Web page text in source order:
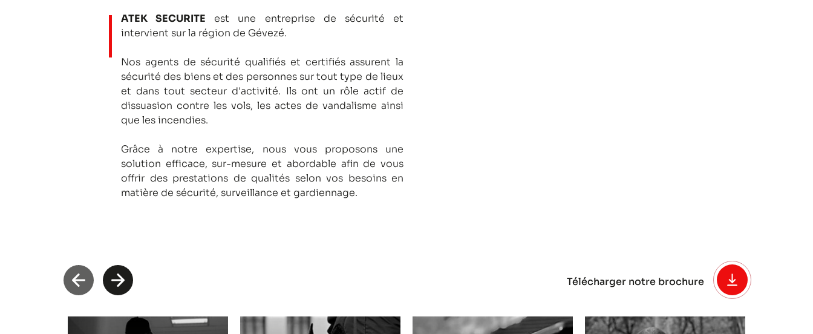
ATEK SECURITE est une entreprise de sécurité et
intervient sur la région de Gévezé.
Nos agents de sécurité qualifiés et certifiés assurent la
sécurité des biens et des personnes sur tout type de lieux
et dans tout secteur d'activité. Ils ont un rôle actif de
dissuasion contre les vols, les actes de vandalisme ainsi
que les incendies.
Grâce à notre expertise, nous vous proposons une
solution efficace, sur-mesure et abordable afin de vous
offrir des prestations de qualités selon vos besoins en
matière de sécurité, surveillance et gardiennage.
Télécharger notre brochure